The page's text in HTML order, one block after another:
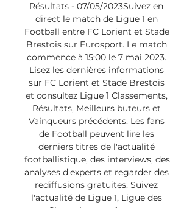
Résultats - 07/05/2023Suivez en
direct le match de Ligue 1 en
Football entre FC Lorient et Stade
Brestois sur Eurosport. Le match
commence à 15:00 le 7 mai 2023.
Lisez les dernières informations
sur FC Lorient et Stade Brestois
et consultez Ligue 1 Classements,
Résultats, Meilleurs buteurs et
Vainqueurs précédents. Les fans
de Football peuvent lire les
derniers titres de l'actualité
footballistique, des interviews, des
analyses d'experts et regarder des
rediffusions gratuites. Suivez
l'actualité de Ligue 1, Ligue des